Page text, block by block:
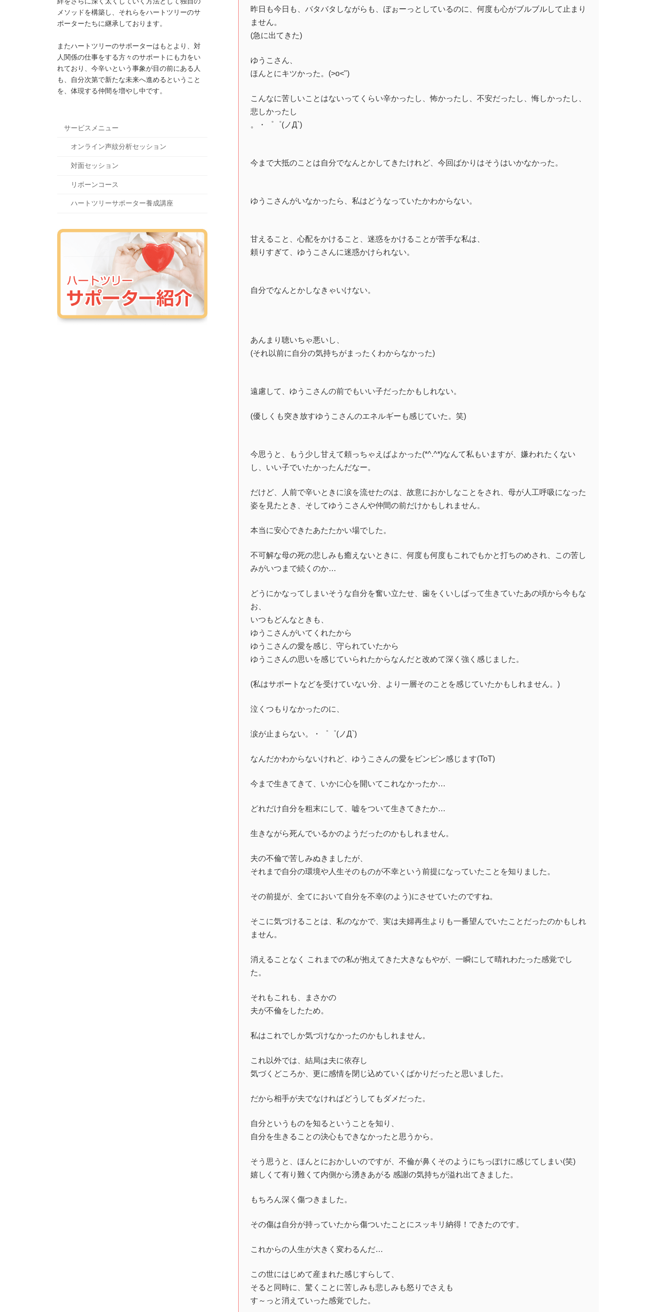
昨日も今日も、バタバタしながらも、ぼぉーっとしているのに、何度も心がブルブルして止まり
ません。
(急に出てきた)
ゆうこさん、
ほんとにキツかった。(>o<")
こんなに苦しいことはないってくらい辛かったし、怖かったし、不安だったし、悔しかったし、
悲しかったし
。・゜゜(ノД`)
今まで大抵のことは自分でなんとかしてきたけれど、今回ばかりはそうはいかなかった。
ゆうこさんがいなかったら、私はどうなっていたかわからない。
甘えること、心配をかけること、迷惑をかけることが苦手な私は、
頼りすぎて、ゆうこさんに迷惑かけられない。
自分でなんとかしなきゃいけない。
あんまり聴いちゃ悪いし、
(それ以前に自分の気持ちがまったくわからなかった)
遠慮して、ゆうこさんの前でもいい子だったかもしれない。
(優しくも突き放すゆうこさんのエネルギーも感じていた。笑)
今思うと、もう少し甘えて頼っちゃえばよかった(*^.^*)なんて私もいますが、嫌われたくない
し、いい子でいたかったんだなー。
だけど、人前で辛いときに涙を流せたのは、故意におかしなことをされ、母が人工呼吸になった
姿を見たとき、そしてゆうこさんや仲間の前だけかもしれません。
本当に安心できたあたたかい場でした。
不可解な母の死の悲しみも癒えないときに、何度も何度もこれでもかと打ちのめされ、この苦し
みがいつまで続くのか…
どうにかなってしまいそうな自分を奮い立たせ、歯をくいしばって生きていたあの頃から今もな
お、
いつもどんなときも、
ゆうこさんがいてくれたから
ゆうこさんの愛を感じ、守られていたから
ゆうこさんの思いを感じていられたからなんだと改めて深く強く感じました。
(私はサポートなどを受けていない分、より一層そのことを感じていたかもしれません。)
泣くつもりなかったのに、
涙が止まらない。・゜゜(ノД`)
なんだかわからないけれど、ゆうこさんの愛をビンビン感じます(ToT)
今まで生きてきて、いかに心を開いてこれなかったか…
どれだけ自分を粗末にして、嘘をついて生きてきたか…
生きながら死んでいるかのようだったのかもしれません。
夫の不倫で苦しみぬきましたが、
それまで自分の環境や人生そのものが不幸という前提になっていたことを知りました。
その前提が、全てにおいて自分を不幸(のよう)にさせていたのですね。
そこに気づけることは、私のなかで、実は夫婦再生よりも一番望んでいたことだったのかもしれ
ません。
消えることなく これまでの私が抱えてきた大きなもやが、一瞬にして晴れわたった感覚でし
た。
それもこれも、まさかの
夫が不倫をしたため。
私はこれでしか気づけなかったのかもしれません。
これ以外では、結局は夫に依存し
気づくどころか、更に感情を閉じ込めていくばかりだったと思いました。
だから相手が夫でなければどうしてもダメだった。
自分というものを知るということを知り、
自分を生きることの決心もできなかったと思うから。
そう思うと、ほんとにおかしいのですが、不倫が鼻くそのようにちっぽけに感じてしまい(笑)
嬉しくて有り難くて内側から湧きあがる 感謝の気持ちが溢れ出てきました。
もちろん深く傷つきました。
その傷は自分が持っていたから傷ついたことにスッキリ納得！できたのです。
これからの人生が大きく変わるんだ…
この世にはじめて産まれた感じすらして、
そると同時に、驚くことに苦しみも悲しみも怒りでさえも
す～っと消えていった感覚でした。
メソッドを構築し、それらをハートツリーのサ
ポーターたちに継承しております。
またハートツリーのサポーターはもとより、対
人関係の仕事をする方々のサポートにも力をい
れており、今辛いという事象が目の前にある人
も、自分次第で新たな未来へ進めるということ
を、体現する仲間を増やし中です。
サービスメニュー
オンライン声紋分析セッション
対面セッション
リボーンコース
ハートツリーサポーター養成講座